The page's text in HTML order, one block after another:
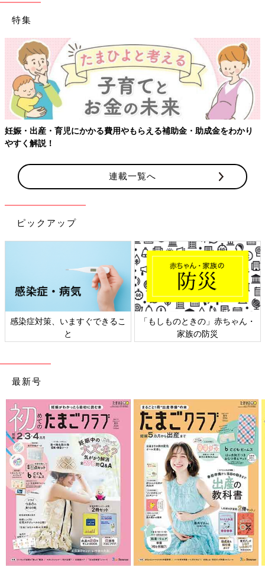
特集
妊娠・出産・育児にかかる費用やもらえる補助金・助成金をわかり
やすく解説！
連載一覧へ
ピックアップ
感染症対策、いますぐできるこ
と
「もしものときの」赤ちゃん・
家族の防災
最新号